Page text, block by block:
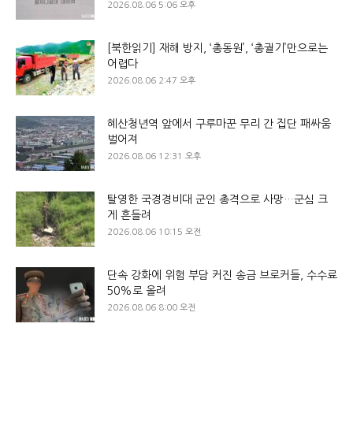
2026.08.06 5:06 오후
[북한읽기] 재해 방지, ‘총동원’, ‘총궐기’만으로는
어렵다
2026.08.06 2:47 오후
혜산청년역 앞에서 구루마꾼 무리 간 집단 패싸움
벌어져
2026.08.06 12:31 오후
탈영한 국경경비대 군인 총격으로 사망…군심 크
게 흔들려
2026.08.06 10:15 오전
단속 강화에 위험 부담 커진 송금 브로커들, 수수료
50%로 올려
2026.08.06 8:00 오전